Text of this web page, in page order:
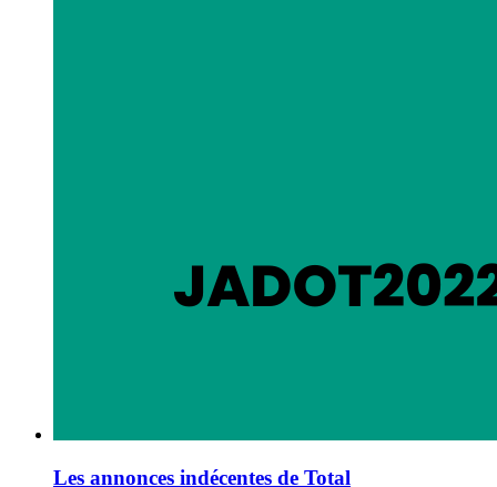
Les annonces indécentes de Total